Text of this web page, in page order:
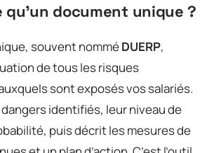
qu’un document unique ?
souvent nomméDUERP,
de tous les risques
sont exposés vos salariés.
identifiés, leur niveau de
puis décrit les mesures de